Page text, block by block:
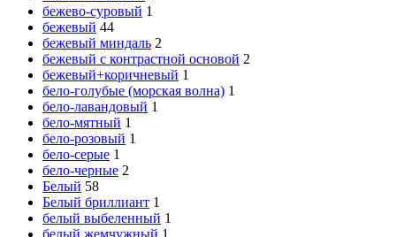
бежево-суровый 1
бежевый 44
бежевый миндаль 2
бежевый с контрастной основой 2
бежевый+коричневый 1
бело-голубые (морская волна) 1
бело-лавандовый 1
бело-мятный 1
бело-розовый 1
бело-серые 1
бело-черные 2
Белый 58
Белый бриллиант 1
белый выбеленный 1
белый жемчужный 1